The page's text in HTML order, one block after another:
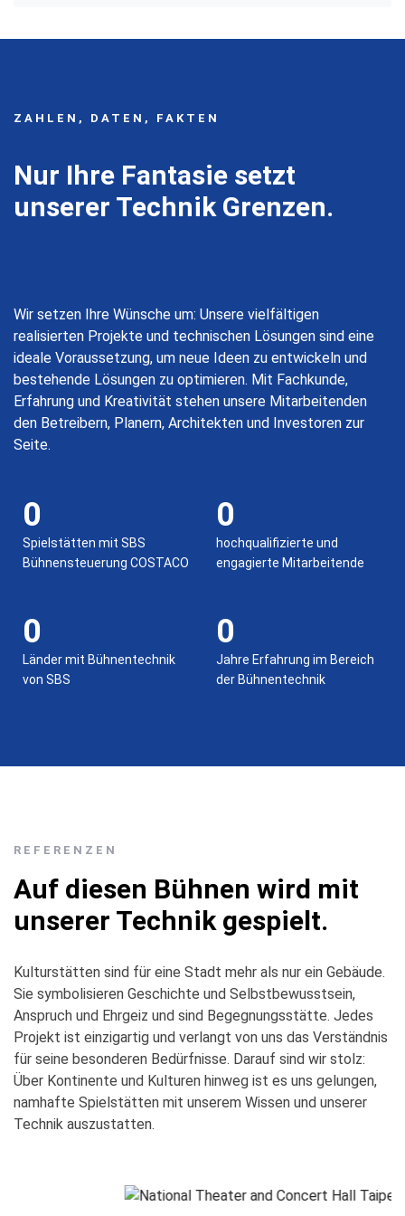
ZAHLEN, DATEN, FAKTEN
Nur Ihre Fantasie setzt
unserer Technik Grenzen.
Wir setzen Ihre Wünsche um: Unsere vielfältigen
realisierten Projekte und technischen Lösungen sind eine
ideale Voraussetzung, um neue Ideen zu entwickeln und
bestehende Lösungen zu optimieren. Mit Fachkunde,
Erfahrung und Kreativität stehen unsere Mitarbeitenden
den Betreibern, Planern, Architekten und Investoren zur
Seite.
0
hochqualifizierte und
engagierte Mitarbeitende
0
Jahre Erfahrung im Bereich
der Bühnentechnik
0
Spielstätten mit SBS
Bühnensteuerung COSTACO
0
Länder mit Bühnentechnik
von SBS
REFERENZEN
Auf diesen Bühnen wird mit
unserer Technik gespielt.
Kulturstätten sind für eine Stadt mehr als nur ein Gebäude.
Sie symbolisieren Geschichte und Selbstbewusstsein,
Anspruch und Ehrgeiz und sind Begegnungsstätte. Jedes
Projekt ist einzigartig und verlangt von uns das Verständnis
für seine besonderen Bedürfnisse. Darauf sind wir stolz:
Über Kontinente und Kulturen hinweg ist es uns gelungen,
namhafte Spielstätten mit unserem Wissen und unserer
Technik auszustatten.